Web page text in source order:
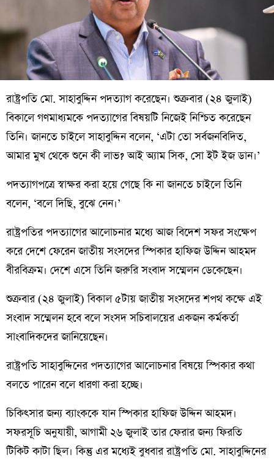
রাষ্ট্রপতি মো. সাহাবুদ্দিন পদত্যাগ করেছেন। শুক্রবার (২৪ জুলাই)
বিকালে গণমাধ্যমকে পদত্যাগের বিষয়টি নিজেই নিশ্চিত করেছেন
তিনি। জানতে চাইলে সাহাবুদ্দিন বলেন, ‘এটা তো সর্বজনবিদিত,
আমার মুখ থেকে শুনে কী লাভ? আই অ্যাম সিক, সো ইট ইজ ডান।’
পদত্যাগপত্রে স্বাক্ষর করা হয়ে গেছে কি না জানতে চাইলে তিনি
বলেন, ‘বলে দিছি, বুঝে নেন।’
রাষ্ট্রপতির পদত্যাগের আলোচনার মধ্যে আজ বিদেশ সফর সংক্ষেপ
করে দেশে ফেরেন জাতীয় সংসদের স্পিকার হাফিজ উদ্দিন আহমদ
বীরবিক্রম। দেশে এসে তিনি জরুরি সংবাদ সম্মেলন ডেকেছেন।
শুক্রবার (২৪ জুলাই) বিকাল ৫টায় জাতীয় সংসদের শপথ কক্ষে এই
সংবাদ সম্মেলন হবে বলে সংসদ সচিবালয়ের একজন কর্মকর্তা
সাংবাদিকদের জানিয়েছেন।
রাষ্ট্রপতি সাহাবুদ্দিনের পদত্যাগের আলোচনার বিষয়ে স্পিকার কথা
বলতে পারেন বলে ধারণা করা হচ্ছে।
চিকিৎসার জন্য ব্যাংককে যান স্পিকার হাফিজ উদ্দিন আহমদ।
সফরসূচি অনুযায়ী, আগামী ২৬ জুলাই তার ফেরার জন্য ফিরতি
টিকিট কাটা ছিল। কিন্তু এর মধ্যেই বুধবার রাষ্ট্রপতি মো. সাহাবুদ্দিনের